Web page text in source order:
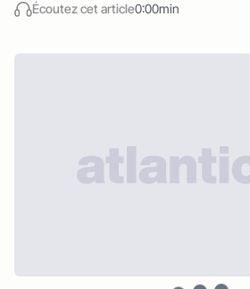
Écoutez cet article0:00min